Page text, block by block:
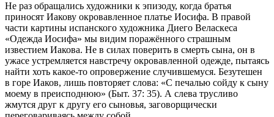
Не раз обращались художники к эпизоду, когда братья
приносят Иакову окровавленное платье Иосифа. В правой
части картины испанского художника Диего Веласкеса
«Одежда Иосифа» мы видим поражённого страшным
известием Иакова. Не в силах поверить в смерть сына, он в
ужасе устремляется навстречу окровавленной одежде, пытаясь
найти хоть какое-то опровержение случившемуся. Безутешен
в горе Иаков, лишь повторяет слова: «С печалью сойду к сыну
моему в преисподнюю» (Быт. 37: 35). А слева трусливо
жмутся друг к другу его сыновья, заговорщически